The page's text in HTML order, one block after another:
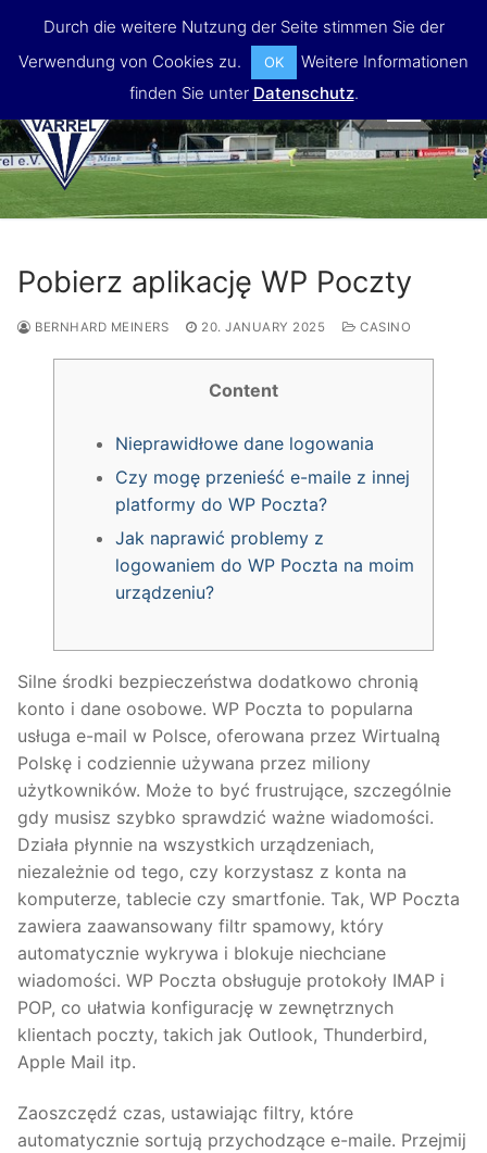
content
Pobierz aplikację WP Poczty
BERNHARD MEINERS 20. JANUARY 2025 CASINO
Content
Nieprawidłowe dane logowania
Czy mogę przenieść e-maile z innej
platformy do WP Poczta?
Jak naprawić problemy z
logowaniem do WP Poczta na moim
urządzeniu?
Silne środki bezpieczeństwa dodatkowo chronią
konto i dane osobowe. WP Poczta to popularna
usługa e-mail w Polsce, oferowana przez Wirtualną
Polskę i codziennie używana przez miliony
użytkowników. Może to być frustrujące, szczególnie
gdy musisz szybko sprawdzić ważne wiadomości.
Działa płynnie na wszystkich urządzeniach,
niezależnie od tego, czy korzystasz z konta na
komputerze, tablecie czy smartfonie. Tak, WP Poczta
zawiera zaawansowany filtr spamowy, który
automatycznie wykrywa i blokuje niechciane
wiadomości. WP Poczta obsługuje protokoły IMAP i
POP, co ułatwia konfigurację w zewnętrznych
klientach poczty, takich jak Outlook, Thunderbird,
Apple Mail itp.
Zaoszczędź czas, ustawiając filtry, które
automatycznie sortują przychodzące e-maile. Przejmij
Durch die weitere Nutzung der Seite stimmen Sie der
Verwendung von Cookies zu.
OK
Weitere Informationen
finden Sie unter Datenschutz.